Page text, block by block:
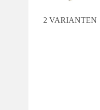
2 VARIANTEN